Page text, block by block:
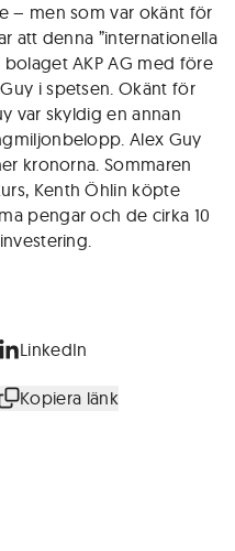
– men som var okänt för
att denna ”internationella
AKP AG med före
i spetsen. Okänt för
var skyldig en annan
Alex Guy
kronorna. Sommaren
Kenth Öhlin köpte
pengar och de cirka 10
LinkedIn
Kopiera länk